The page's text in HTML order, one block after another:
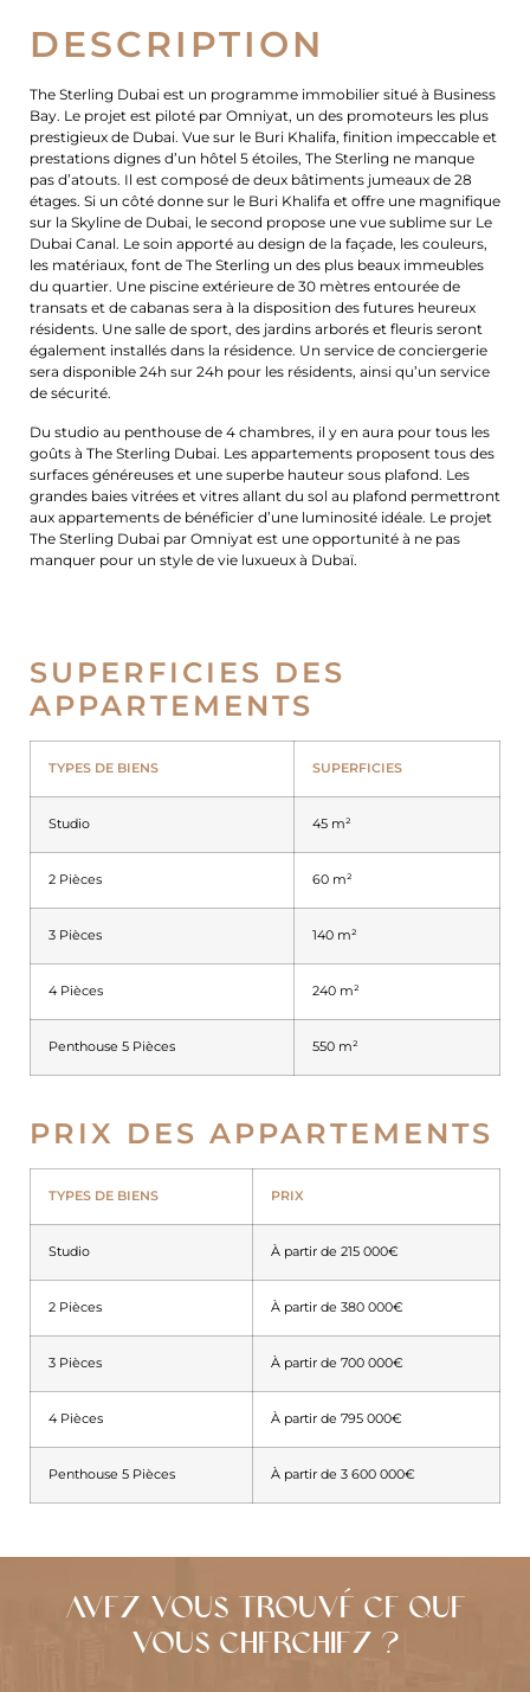
DESCRIPTION
The Sterling Dubai est un programme immobilier situé à Business
Bay. Le projet est piloté par Omniyat, un des promoteurs les plus
prestigieux de Dubai. Vue sur le Buri Khalifa, finition impeccable et
prestations dignes d’un hôtel 5 étoiles, The Sterling ne manque
pas d’atouts. Il est composé de deux bâtiments jumeaux de 28
étages. Si un côté donne sur le Buri Khalifa et offre une magnifique
sur la Skyline de Dubai, le second propose une vue sublime sur Le
Dubai Canal. Le soin apporté au design de la façade, les couleurs,
les matériaux, font de The Sterling un des plus beaux immeubles
du quartier. Une piscine extérieure de 30 mètres entourée de
transats et de cabanas sera à la disposition des futures heureux
résidents. Une salle de sport, des jardins arborés et fleuris seront
également installés dans la résidence. Un service de conciergerie
sera disponible 24h sur 24h pour les résidents, ainsi qu’un service
de sécurité.
Du studio au penthouse de 4 chambres, il y en aura pour tous les
goûts à The Sterling Dubai. Les appartements proposent tous des
surfaces généreuses et une superbe hauteur sous plafond. Les
grandes baies vitrées et vitres allant du sol au plafond permettront
aux appartements de bénéficier d’une luminosité idéale. Le projet
The Sterling Dubai par Omniyat est une opportunité à ne pas
manquer pour un style de vie luxueux à Dubaï.
SUPERFICIES DES
APPARTEMENTS
TYPES DE BIENS SUPERFICIES
Studio 45 m²
2 Pièces 60 m²
3 Pièces 140 m²
4 Pièces 240 m²
Penthouse 5 Pièces 550 m²
PRIX DES APPARTEMENTS
TYPES DE BIENS PRIX
Studio À partir de 215 000€
2 Pièces À partir de 380 000€
3 Pièces À partir de 700 000€
4 Pièces À partir de 795 000€
Penthouse 5 Pièces À partir de 3 600 000€
AVEZ-VOUS TROUVÉ CE QUE
VOUS CHERCHIEZ ?